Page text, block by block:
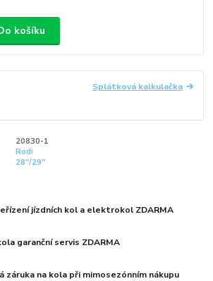
košíku
Splátková kalkulačka
20830-1
Rodi
28"/29"
jízdních kol a elektrokol ZDARMA
garanční servis ZDARMA
záruka na kola při mimosezónním nákupu